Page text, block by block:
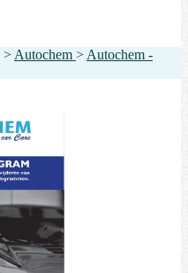
> Autochem > Autochem -